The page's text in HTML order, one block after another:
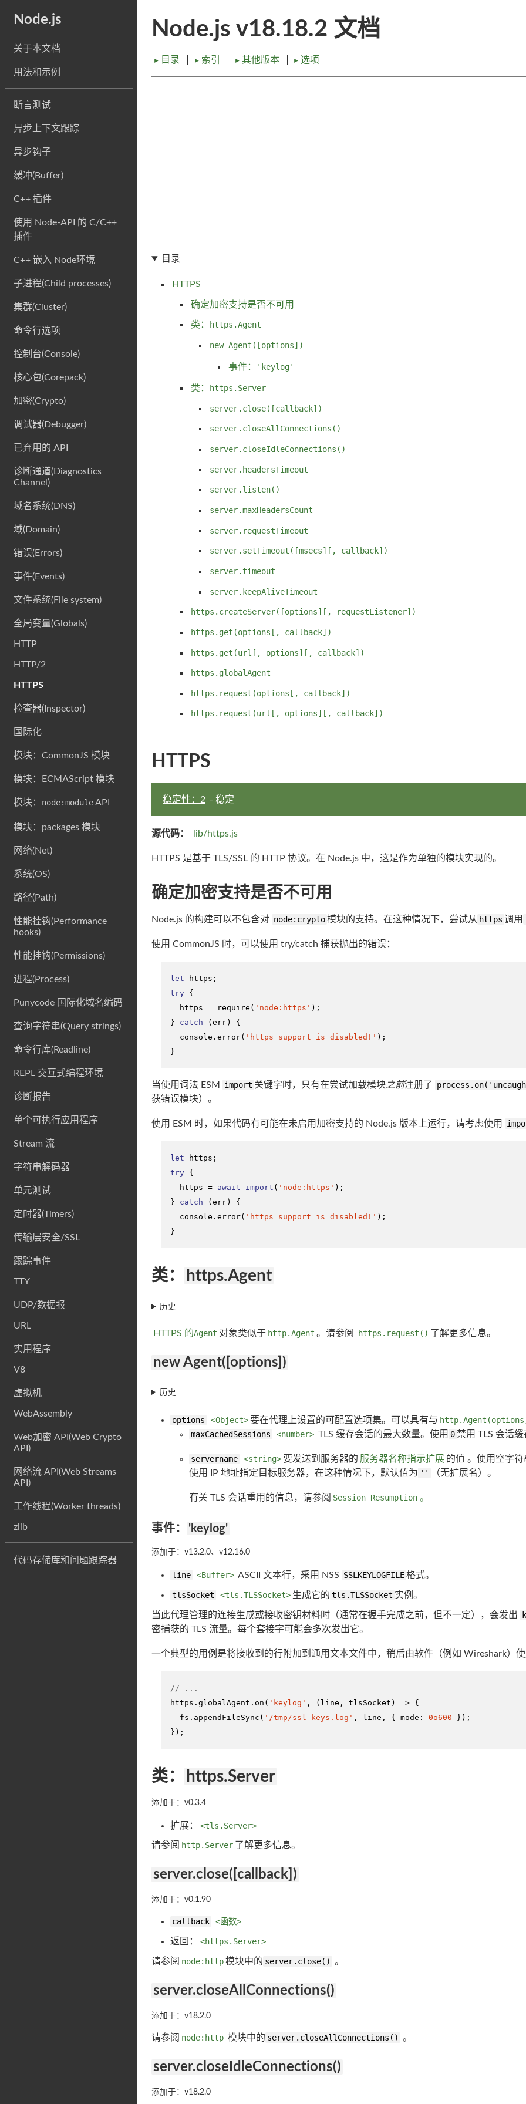
Node.js
关于本文档
用法和示例
断言测试
异步上下文跟踪
异步钩子
缓冲(Buffer)
C++ 插件
使用 Node-API 的 C/C++
插件
C++ 嵌入 Node环境
子进程(Child processes)
集群(Cluster)
命令行选项
控制台(Console)
核心包(Corepack)
加密(Crypto)
调试器(Debugger)
已弃用的 API
诊断通道(Diagnostics
Channel)
域名系统(DNS)
域(Domain)
错误(Errors)
事件(Events)
文件系统(File system)
全局变量(Globals)
HTTP
HTTP/2
HTTPS
检查器(Inspector)
国际化
模块：CommonJS 模块
模块：ECMAScript 模块
模块： node:moduleAPI
模块：packages 模块
网络(Net)
系统(OS)
路径(Path)
性能挂钩(Performance
hooks)
性能挂钩(Permissions)
进程(Process)
Punycode 国际化域名编码
查询字符串(Query strings)
命令行库(Readline)
REPL 交互式编程环境
诊断报告
单个可执行应用程序
Stream 流
字符串解码器
单元测试
定时器(Timers)
传输层安全/SSL
跟踪事件
TTY
UDP/数据报
URL
实用程序
V8
虚拟机
WebAssembly
Web加密 API(Web Crypto
API)
网络流 API(Web Streams
API)
工作线程(Worker threads)
zlib
代码存储库和问题跟踪器
Node.js v18.18.2 文档
► 目录 ►索引 ►其他版本 ► 选项
目录
HTTPS
确定加密支持是否不可用
类： https.Agent
new Agent([options])
事件： 'keylog'
类： https.Server
server.close([callback])
server.closeAllConnections()
server.closeIdleConnections()
server.headersTimeout
server.listen()
server.maxHeadersCount
server.requestTimeout
server.setTimeout([msecs][, callback])
server.timeout
server.keepAliveTimeout
https.createServer([options][, requestListener])
https.get(options[, callback])
https.get(url[, options][, callback])
https.globalAgent
https.request(options[, callback])
https.request(url[, options][, callback])
HTTPS
稳定性：2 - 稳定
源代码： lib/https.js
HTTPS 是基于 TLS/SSL 的 HTTP 协议。在 Node.js 中，这是作为单独的模块实现的。
确定加密支持是否不可用
Node.js 的构建可以不包含对 node:crypto模块的支持。在这种情况下，尝试从 https 调用
使用 CommonJS 时，可以使用 try/catch 捕获抛出的错误：
let
try {
  https =
require ( 'node:https' );
} catch (err) {
console . error( 'https support is disabled!' );
}
当使用词法 ESM import 关键字时，只有在尝试加载模块之前注册了
获错误模块）。
使用 ESM 时，如果代码有可能在未启用加密支持的 Node.js 版本上运行，请考虑使用
let
try {
  https =
await import ( 'node:https' );
} catch (err) {
console . error( 'https support is disabled!' );
}
类： https.Agent
历史
HTTPS 的Agent 对象类似于 http.Agent 。请参阅 https.request() 了解更多信息。
new Agent([options])
历史
options <Object>要在代理上设置的可配置选项集。可以具有与
maxCachedSessions
<number> TLS 缓存会话的最大数量。使用 0禁用 TLS 会话缓
servername <string>要发送到服务器的 服务器名称指示扩展 的值 。使用空字符
使用 IP 地址指定目标服务器，在这种情况下，默认值为 '' （无扩展名）。
有关 TLS 会话重用的信息，请参阅 Session Resumption 。
事件： 'keylog'
添加于：v13.2.0、v12.16.0
line <Buffer> ASCII 文本行，采用 NSS SSLKEYLOGFILE格式。
tlsSocket <tls.TLSSocket> 生成它的 tls.TLSSocket 实例。
当此代理管理的连接生成或接收密钥材料时（通常在握手完成之前，但不一定），会发出
密捕获的 TLS 流量。每个套接字可能会多次发出它。
一个典型的用例是将接收到的行附加到通用文本文件中，稍后由软件（例如 Wireshark）
// ...
https. globalAgent . on ( 'keylog' , ( line, tlsSocket ) => {
  fs.
appendFileSync ( '/tmp/ssl-keys.log' , line, { mode : 0o600 });
});
类： https.Server
添加于：v0.3.4
扩展： <tls.Server>
请参阅 http.Server 了解更多信息。
server.close([callback])
添加于：v0.1.90
callback <函数>
返回： <https.Server>
请参阅 node:http模块中的 server.close() 。
server.closeAllConnections()
添加于：v18.2.0
请参阅 node:http 模块中的 server.closeAllConnections() 。
server.closeIdleConnections()
添加于：v18.2.0